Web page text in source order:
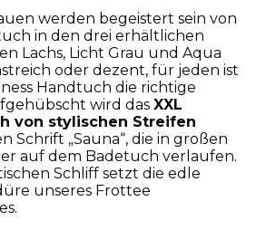
werden begeistert sein von
in den drei erhältlichen
Lachs, Licht Grau und Aqua
oder dezent, für jeden ist
Handtuch die richtige
wird das XXL
von stylischen Streifen
Schrift „Sauna“, die in großen
auf dem Badetuch verlaufen.
Schliff setzt die edle
unseres Frottee